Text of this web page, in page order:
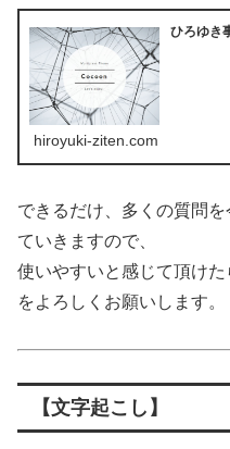
ひろゆき
hiroyuki-ziten.com
できるだけ、多くの質問
ていきますので、
使いやすいと感じて頂け
をよろしくお願いします。
【文字起こし】